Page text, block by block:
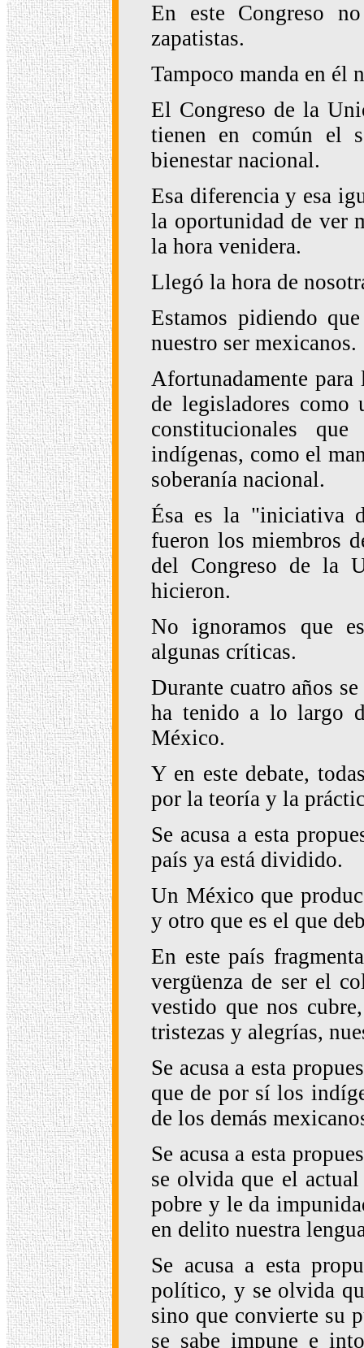
En este Congreso
zapatistas.
Tampoco manda en
El Congreso de la
tienen en común el
bienestar nacional.
Esa diferencia y esa
la oportunidad de ver
la hora venidera.
Llegó la hora de
Estamos pidiendo
nuestro ser mexicanos.
Afortunadamente
de legisladores como
constitucionales
indígenas, como el
soberanía nacional.
Ésa es la "iniciativa
fueron los miembros
del Congreso de la
hicieron.
No ignoramos que
algunas críticas.
Durante cuatro años
ha tenido a lo largo
México.
Y en este debate,
por la teoría y la
Se acusa a esta
país ya está dividido.
Un México que
y otro que es el que
En este país
vergüenza de ser el
vestido que nos
tristezas y alegrías,
Se acusa a esta
que de por sí los
de los demás
Se acusa a esta
se olvida que el
pobre y le da
en delito nuestra
Se acusa a esta
político, y se olvida
sino que convierte su
se sabe impune e